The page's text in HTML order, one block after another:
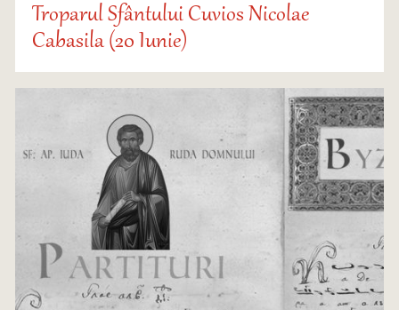
Troparul Sfântului Cuvios Nicolae
Cabasila (20 Iunie)